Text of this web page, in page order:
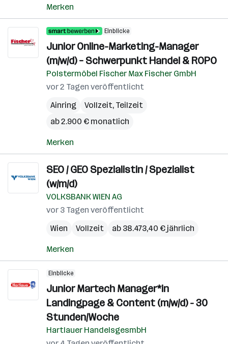
Merken
Einblicke
Junior Online-Marketing-Manager
(m/w/d) – Schwerpunkt Handel & ROPO
Polstermöbel Fischer Max Fischer GmbH
vor 2 Tagen veröffentlicht
Ainring
Vollzeit, Teilzeit
ab 2.900 € monatlich
Merken
SEO / GEO Spezialistin / Spezialist
(w/m/d)
VOLKSBANK WIEN AG
vor 3 Tagen veröffentlicht
Wien
Vollzeit ab 38.473,40 € jährlich
Merken
Einblicke
Junior Martech Manager*in
Landingpage & Content (m/w/d) - 30
Stunden/Woche
Hartlauer HandelsgesmbH